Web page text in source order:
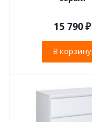
15 790₽
В корзину